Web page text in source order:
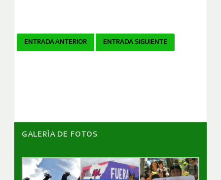
Navegador
ENTRADA ANTERIOR ENTRADA SIGUIENTE
GALERÌA DE FOTOS